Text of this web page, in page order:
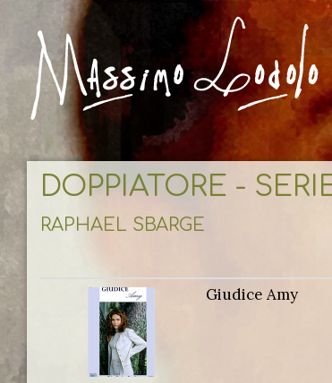
DOPPIATORE -
RAPHAEL SBARGE
Giudice Amy